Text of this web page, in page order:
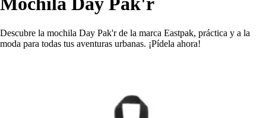
Descubre la mochila Day Pak'r de la marca Eastpak, práctica y a la
moda para todas tus aventuras urbanas. ¡Pídela ahora!